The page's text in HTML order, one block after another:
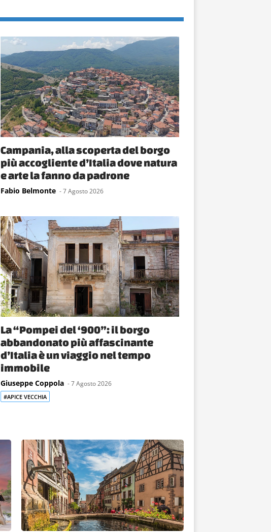
Campania, alla scoperta del borgo
più accogliente d’Italia dove natura
e arte la fanno da padrone
Fabio Belmonte - 7 Agosto 2026
La “Pompei del ‘900”: il borgo
abbandonato più affascinante
d’Italia è un viaggio nel tempo
immobile
Giuseppe Coppola - 7 Agosto 2026
#APICE VECCHIA